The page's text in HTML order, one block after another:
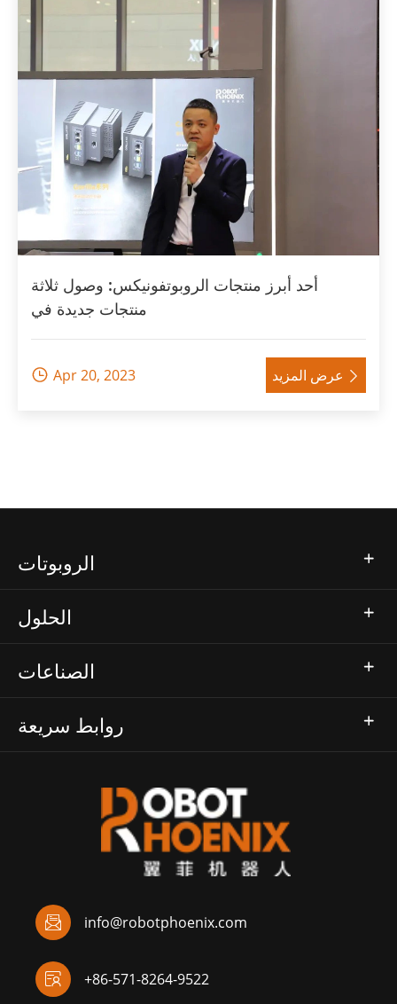
أحد أبرز منتجات الروبوتفونيكس: وصول ثلاثة
منتجات جديدة في
 Apr 20, 2023 عرض المزيد 
الروبوتات
الحلول
الصناعات
روابط سريعة
info@robotphoenix.com

+86-571-8264-9522
